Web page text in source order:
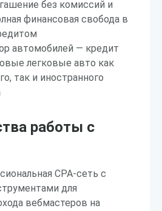
без комиссий и
финансовая свобода в
автомобилей — кредит
легковые авто как
так и иностранного
работы с
CPA-сеть с
для
вебмастеров на